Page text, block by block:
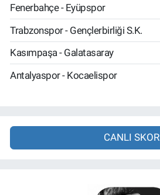
Fenerbahçe - Eyüpspor
Trabzonspor - Gençlerbirliği S.K.
Kasımpaşa - Galatasaray
Antalyaspor - Kocaelispor
CANLI SKOR